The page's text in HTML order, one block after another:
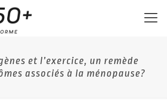
et l’exercice, un remède
associés à la ménopause?